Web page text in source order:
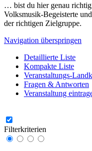
… bist du hier genau
Volksmusik-Begeisterte
der richtigen Zielgruppe.
Navigation überspringen
Detaillierte Liste
Kompakte Liste
Veranstaltungs-
Fragen & Antworten
Veranstaltung
Filterkriterien